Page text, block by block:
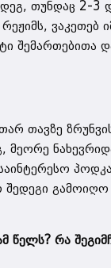
თუნდაც 2-3
ვაკეთებ
შემართებითა
თავზე
მეორე
შედეგი
წელს? რა